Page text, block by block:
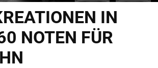
IN
NOTEN FÜR